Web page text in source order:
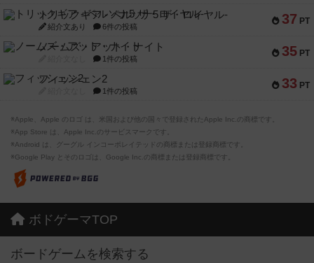
37 PT
トリックギア - ペルソナ5 ザ・ロイヤル-
紹介文あり 6件の投稿
35 PT
ノームズ・アット・ナイト
1件の投稿
33 PT
フィッシェン2
1件の投稿
※Apple、Apple のロゴ は、米国および他の国々で登録されたApple Inc.の商標です。
※App Store は、Apple Inc.のサービスマークです。
※Android は、グーグル インコーポレイテッドの商標または登録商標です。
※Google Play とそのロゴは、Google Inc.の商標または登録商標です。
ボドゲーマTOP
ボードゲームを検索する